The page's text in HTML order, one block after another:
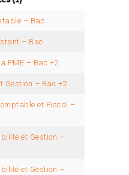
– Bac
– Bac
PME – Bac +2
Gestion – Bac +2
et Fiscal –
et Gestion –
et Gestion –